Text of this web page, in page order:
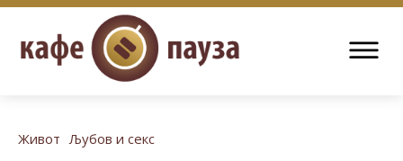
Живот Љубов и секс